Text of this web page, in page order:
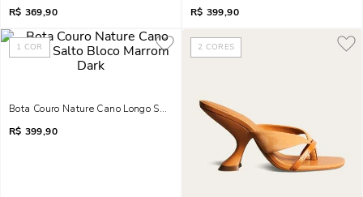
R$ 369,90
R$ 399,90
1 COR
Bota Couro Nature Cano Longo Salto Bloco Marrom Dark
R$ 399,90
2 CORES